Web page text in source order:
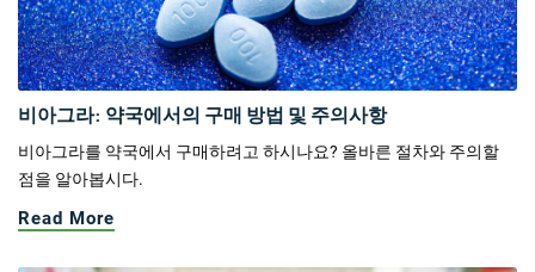
비아그라: 약국에서의 구매 방법 및 주의사항
비아그라를 약국에서 구매하려고 하시나요? 올바른 절차와 주의할
점을 알아봅시다.
Read More